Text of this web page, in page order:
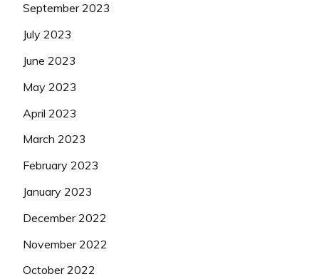
September 2023
July 2023
June 2023
May 2023
April 2023
March 2023
February 2023
January 2023
December 2022
November 2022
October 2022